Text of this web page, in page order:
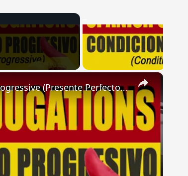
×
SPANISH CONJUGATIONS: Present Perfect Progressive (Presente Perfecto Progresivo)